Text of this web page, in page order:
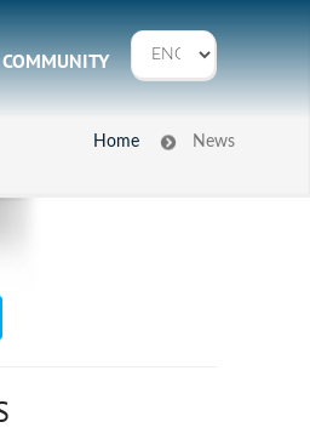
COMMUNITY
Home News